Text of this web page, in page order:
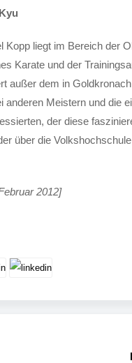
liegt im Bereich der
Karate und der
außer dem in
Meistern und die
der diese
über die
2012]